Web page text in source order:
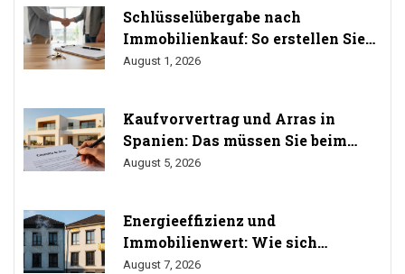
Schlüsselübergabe nach
Immobilienkauf: So erstellen Sie
das Übergabeprotokoll richtig
August 1, 2026
Kaufvorvertrag und Arras in
Spanien: Das müssen Sie beim
Immobilienkauf wissen
August 5, 2026
Energieeffizienz und
Immobilienwert: Wie sich
Sanierung auf den Preis auswirkt
August 7, 2026